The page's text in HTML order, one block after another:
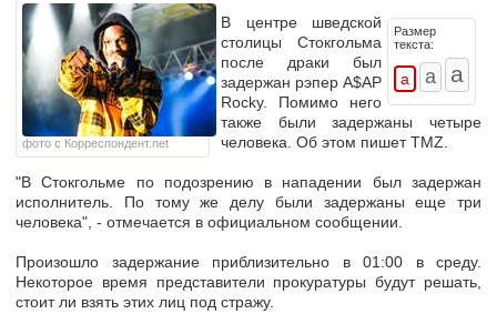
фото с Корреспондент.net
Размер
текста:
В центре шведской
столицы Стокгольма
после драки был
задержан рэпер A$AP
Rocky. Помимо него
также были задержаны четыре
человека. Об этом пишет TMZ.
"В Стокгольме по подозрению в нападении был задержан
исполнитель. По тому же делу были задержаны еще три
человека", - отмечается в официальном сообщении.
Произошло задержание приблизительно в 01:00 в среду.
Некоторое время представители прокуратуры будут решать,
стоит ли взять этих лиц под стражу.